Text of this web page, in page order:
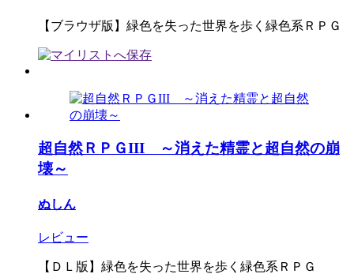
【ブラウザ版】緑色を失った世界を歩く緑色系ＲＰＧ
超自然ＲＰＧIII ～消えた精霊と超自然の崩
壊～
ぬしん
レビュー
【ＤＬ版】緑色を失った世界を歩く緑色系ＲＰＧ